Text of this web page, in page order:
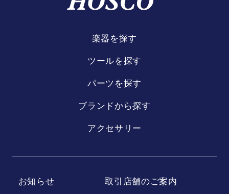
楽器を探す
ツールを探す
パーツを探す
ブランドから探す
アクセサリー
お知らせ 取引店舗のご案内